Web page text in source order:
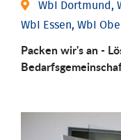
WbI Dortmund,
WbI Essen, WbI
Packen wir's an -